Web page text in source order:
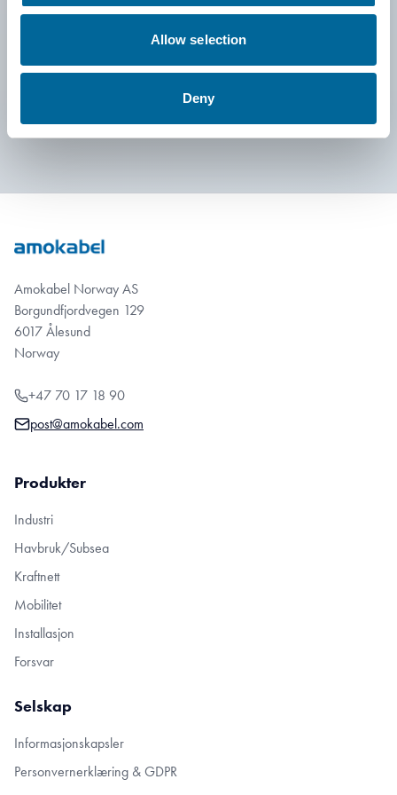
Allow selection
Deny
Amokabel Norway AS
Borgundfjordvegen 129
6017 Ålesund
Norway
+47 70 17 18 90
post@amokabel.com
Produkter
Industri
Havbruk/Subsea
Kraftnett
Mobilitet
Installasjon
Forsvar
Selskap
Informasjonskapsler
Personvernerklæring & GDPR